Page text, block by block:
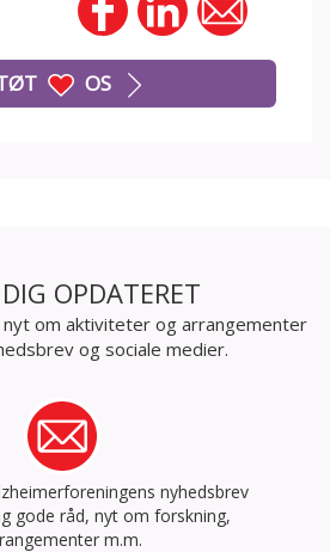
OS
OPDATERET
nyt om aktiviteter og arrangementer
og sociale medier.
nyhedsbrev
gode råd, nyt om forskning,
m.m.